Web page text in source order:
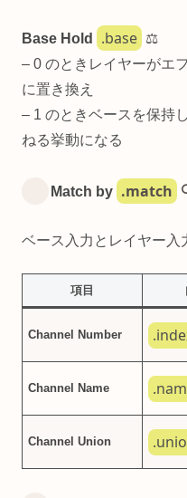
Base Hold .base
⚖️
– 0 のときレイヤーがエ
に置き換え
– 1 のときベースを保持
ねる挙動になる
Match by .match
ベース入力とレイヤー入
項目
Channel Number
Channel Name
Channel Union